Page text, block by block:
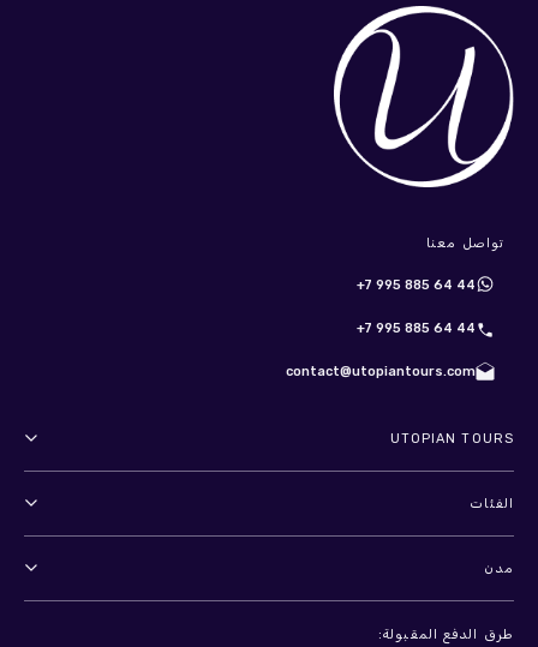
تواصل معنا
+7 995 885 64 44
+7 995 885 64 44
contact@utopiantours.com
UTOPIAN TOURS
سياسة الخصوصية
الفئات
ترفيه
مدن
طرق الدفع المقبولة: